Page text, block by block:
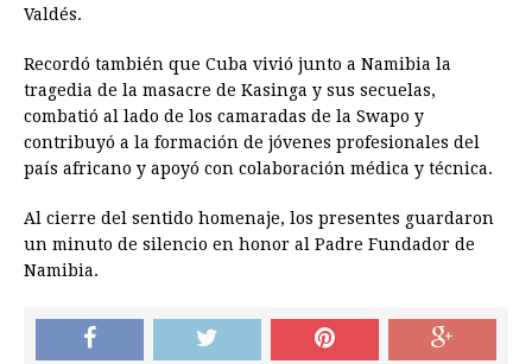
Valdés.
Recordó también que Cuba vivió junto a Namibia la
tragedia de la masacre de Kasinga y sus secuelas,
combatió al lado de los camaradas de la Swapo y
contribuyó a la formación de jóvenes profesionales del
país africano y apoyó con colaboración médica y técnica.
Al cierre del sentido homenaje, los presentes guardaron
un minuto de silencio en honor al Padre Fundador de
Namibia.